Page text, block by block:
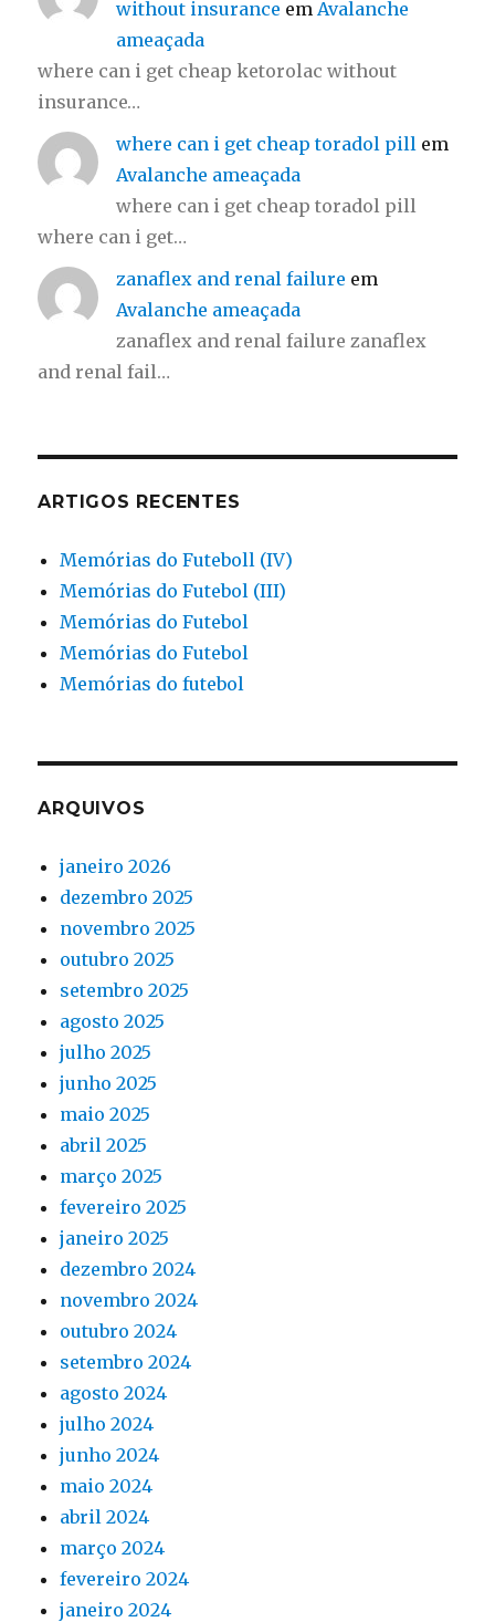
without insurance em Avalanche
ameaçada
where can i get cheap ketorolac without
insurance…
where can i get cheap toradol pill em
Avalanche ameaçada
where can i get cheap toradol pill
where can i get…
zanaflex and renal failure em
Avalanche ameaçada
zanaflex and renal failure zanaflex
and renal fail…
ARTIGOS RECENTES
Memórias do Futeboll (IV)
Memórias do Futebol (III)
Memórias do Futebol
Memórias do Futebol
Memórias do futebol
ARQUIVOS
janeiro 2026
dezembro 2025
novembro 2025
outubro 2025
setembro 2025
agosto 2025
julho 2025
junho 2025
maio 2025
abril 2025
março 2025
fevereiro 2025
janeiro 2025
dezembro 2024
novembro 2024
outubro 2024
setembro 2024
agosto 2024
julho 2024
junho 2024
maio 2024
abril 2024
março 2024
fevereiro 2024
janeiro 2024